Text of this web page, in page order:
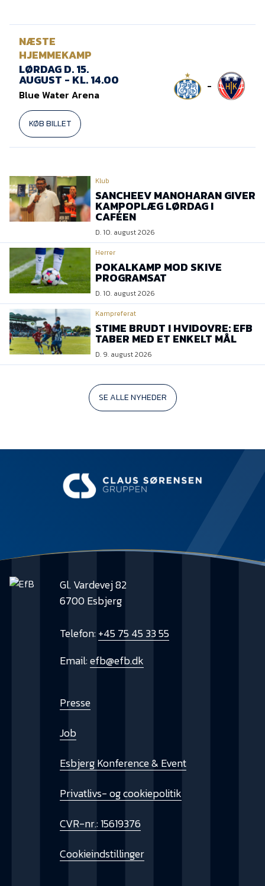
NÆSTE
HJEMMEKAMP
LØRDAG D. 15.
AUGUST - KL. 14.00
Blue Water Arena
KØB BILLET
-
Klub
SANCHEEV MANOHARAN GIVER
KAMPOPLÆG LØRDAG I
CAFÉEN
D. 10. august 2026
Herrer
POKALKAMP MOD SKIVE
PROGRAMSAT
D. 10. august 2026
Kampreferat
STIME BRUDT I HVIDOVRE: EFB
TABER MED ET ENKELT MÅL
D. 9. august 2026
SE ALLE NYHEDER
Gl. Vardevej 82
6700 Esbjerg
Telefon:+45 75 45 33 55
Email:efb@efb.dk
Presse
Job
Esbjerg Konference & Event
Privatlivs- og cookiepolitik
CVR-nr.: 15619376
Cookieindstillinger